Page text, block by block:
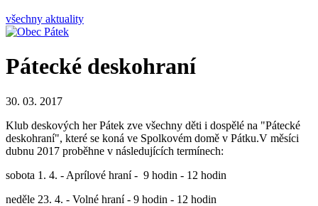
všechny aktuality
Pátecké deskohraní
30. 03. 2017
Klub deskových her Pátek zve všechny děti i dospělé na "Pátecké
deskohraní", které se koná ve Spolkovém domě v Pátku.V měsíci
dubnu 2017 proběhne v následujících termínech:
sobota 1. 4. - Aprílové hraní - 9 hodin - 12 hodin
neděle 23. 4. - Volné hraní - 9 hodin - 12 hodin